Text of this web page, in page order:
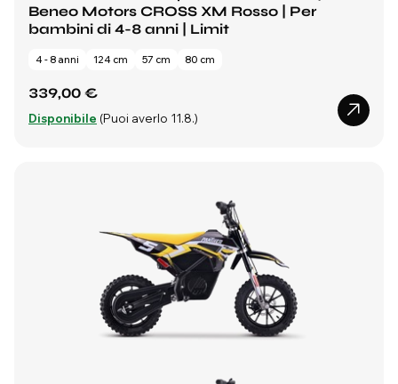
Beneo Motors CROSS XM Rosso | Per
bambini di 4-8 anni | Limit
4 - 8 anni 124 cm 57 cm 80 cm
339,00 €
Disponibile (Puoi averlo 11.8.)